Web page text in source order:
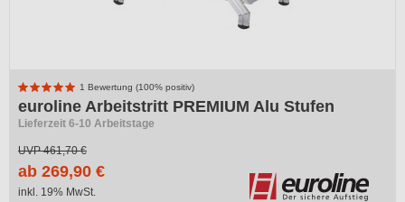
1 Bewertung (100% positiv)
euroline Arbeitstritt PREMIUM Alu Stufen
Lieferzeit 6-10 Arbeitstage
UVP461,70 €
ab 269,90 €
inkl. 19% MwSt.